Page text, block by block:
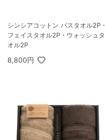
シンシアコットン バスタオル2P・
フェイスタオル2P・ウォッシュタ
オル2P
8,800円